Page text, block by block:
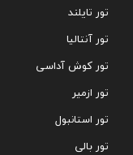
تور تایلند
تور آنتالیا
تور کوش آداسی
تور ازمیر
تور استانبول
تور بالی